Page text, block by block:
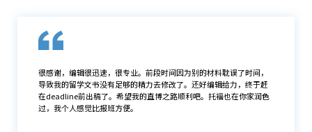
很感谢，编辑很迅速，很专业。前段时间因为别的材料耽误了时间，
导致我的留学文书没有足够的精力去修改了。还好编辑给力，终于赶
在deadline前出稿了。希望我的直博之路顺利吧。托福也在你家润色
过，我个人感觉比报班方便。